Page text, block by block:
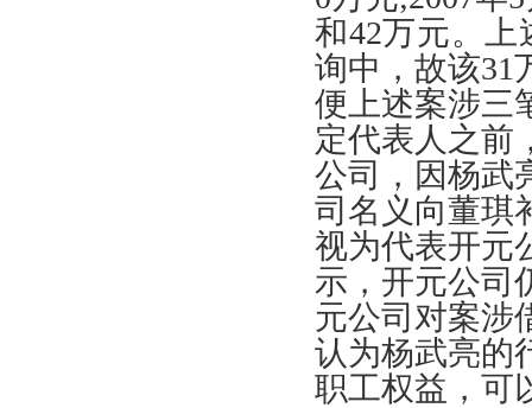
和42万元。
询中 ， 故该31
便上述案涉三
定代表人之前
公司 ， 因杨武
司名义向董琪
视为代表开元
示 ， 开元公司
元公司对案涉
认为杨武亮的
职工权益 ， 可